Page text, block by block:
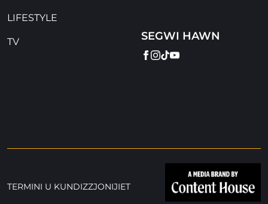
LIFESTYLE
TV SEGWI HAWN
FACEBOOK
INSTAGRAM
TIKTOK
YOUTUBE
TERMINI U KUNDIZZJONIJIET